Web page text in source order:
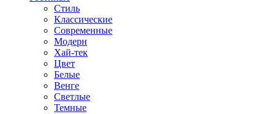
Стиль
Классические
Современные
Модерн
Хай-тек
Цвет
Белые
Венге
Светлые
Темные